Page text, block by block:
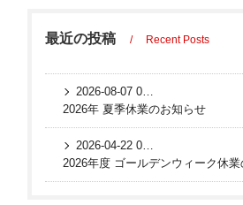
最近の投稿 Recent Posts
2026-08-07 06:03:27 UTC
2026年 夏季休業のお知らせ
2026-04-22 04:04:46 UTC
2026年度 ゴールデンウィーク休